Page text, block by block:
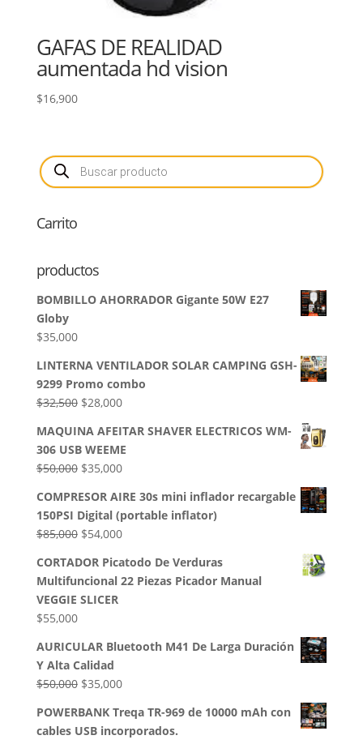
GAFAS DE REALIDAD
aumentada hd vision
$16,900
Búsqueda
de
productos
Carrito
productos
BOMBILLO AHORRADOR Gigante 50W E27
Globy
$35,000
LINTERNA VENTILADOR SOLAR CAMPING GSH-
9299 Promo combo
$32,500 El
original
era:
$32,500.
$28,000El
actual
es:
$28,000.
MAQUINA AFEITAR SHAVER ELECTRICOS WM-
306 USB WEEME
$50,000 El
original
era:
$50,000.
$35,000El
actual
es:
$35,000.
COMPRESOR AIRE 30s mini inflador recargable
150PSI Digital (portable inflator)
$85,000 El
original
era:
$85,000.
$54,000El
actual
es:
CORTADOR Picatodo De Verduras
Multifuncional 22 Piezas Picador Manual
VEGGIE SLICER
$55,000
AURICULAR Bluetooth M41 De Larga Duración
Y Alta Calidad
$50,000 El
original
era:
$35,000El
actual
es:
POWERBANK Treqa TR-969 de 10000 mAh con
cables USB incorporados.